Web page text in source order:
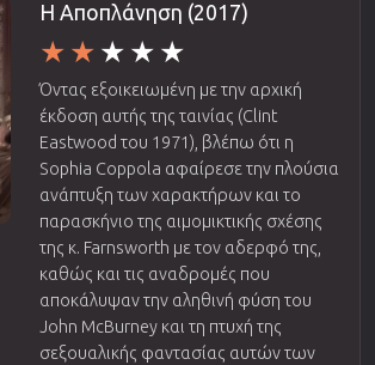
Η Αποπλάνηση (2017)
Όντας εξοικειωμένη με την αρχική
έκδοση αυτής της ταινίας (Clint
Eastwood του 1971), βλέπω ότι η
Sophia Coppola αφαίρεσε την πλούσια
ανάπτυξη των χαρακτήρων και το
παρασκήνιο της αιμομικτικής σχέσης
της κ. Farnsworth με τον αδερφό της,
καθώς και τις αναδρομές που
αποκάλυψαν την αληθινή φύση του
John McBurney και τη πτυχή της
σεξουαλικής φαντασίας αυτών των